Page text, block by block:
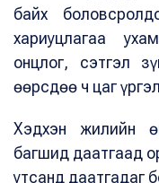
байх
хариуцлагаа
онцлог, сэтгэл
өөрсдөө ч цаг
Хэдхэн жилийн
багшид даатгаад
утсанд даатгадаг